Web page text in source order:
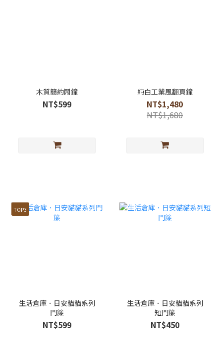
木質簡約鬧鐘
NT$599
純白工業風翻頁鐘
NT$1,480
NT$1,680
TOP3
生活倉庫．日安貓貓系列
門簾
NT$599
生活倉庫．日安貓貓系列
短門簾
NT$450